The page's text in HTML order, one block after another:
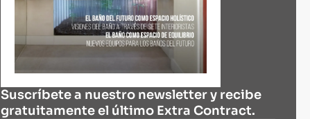
Suscríbete a nuestro newsletter y recibe
gratuitamente el último Extra Contract.